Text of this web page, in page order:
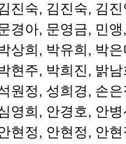
진숙, 김진숙, 김
경아, 문영금, 민
상희, 박유희, 박
현주, 박희진, 밝
원정, 성희경, 손
영희, 안경호, 안
현정, 안현정, 안